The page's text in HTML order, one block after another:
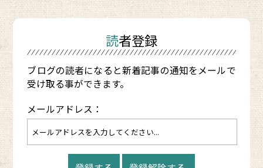
読者登録
ブログの読者になると新着記事の通知をメールで
受け取る事ができます。
メールアドレス：